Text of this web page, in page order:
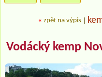
« zpět na výpis
Vodácký kemp